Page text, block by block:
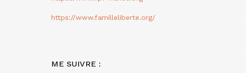
https://www.familleliberte.org/
ME SUIVRE :